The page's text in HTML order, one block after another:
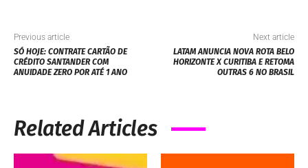
Previous article
SÓ HOJE: CONTRATE CARTÃO DE
CRÉDITO SANTANDER COM
ANUIDADE ZERO POR ATÉ 1 ANO
Next article
LATAM ANUNCIA NOVA ROTA BELO
HORIZONTE X CURITIBA E RETOMA
OUTRAS 6 NO BRASIL
Related Articles